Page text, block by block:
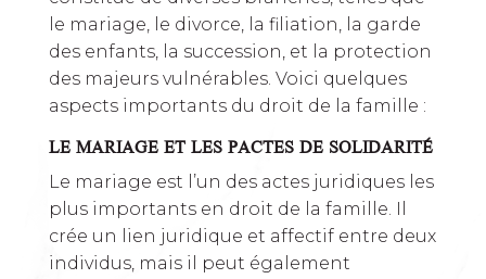
le mariage, le divorce, la filiation, la garde
des enfants, la succession, et la protection
des majeurs vulnérables. Voici quelques
aspects importants du droit de la famille :
LE MARIAGE ET LES PACTES DE SOLIDARITÉ
Le mariage est l’un des actes juridiques les
plus importants en droit de la famille. Il
crée un lien juridique et affectif entre deux
individus, mais il peut également